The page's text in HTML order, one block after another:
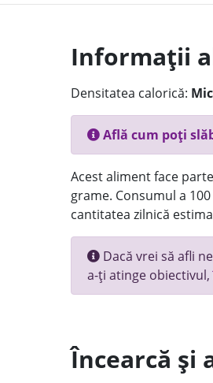
Informații
Densitatea calorică:
Află cum poți
Acest aliment face
grame. Consumul a
cantitatea zilnică
Dacă vrei să afli
a-ți atinge obiectivul,
Încearcă și